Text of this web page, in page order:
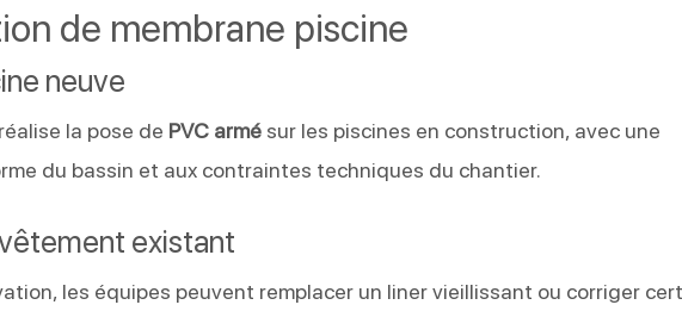
de membrane piscine
neuve
réalise la pose de PVC armé sur les piscines en construction, avec une
du bassin et aux contraintes techniques du chantier.
existant
les équipes peuvent remplacer un liner vieillissant ou corriger